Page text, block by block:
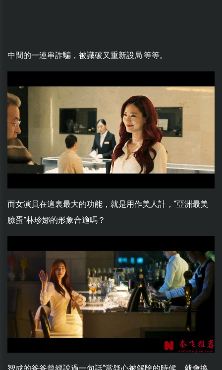
中間的一連串詐騙，被識破又重新設局.等等。
而女演員在這裏最大的功能，就是用作美人計，“亞洲最美
臉蛋”林珍娜的形象合適嗎？